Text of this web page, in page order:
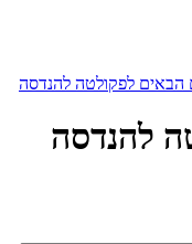
הבאים לפקולטה להנדסה
להנדסה